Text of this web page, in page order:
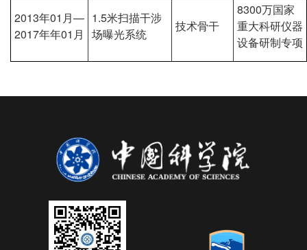
2013年01月—
2017年年01月
1.5米扫描干涉
场曝光系统
技术骨干
8300万国家
重大科研仪器
设备研制专项